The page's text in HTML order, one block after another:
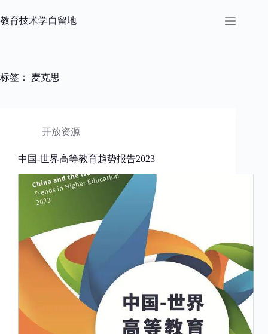
过
教育技术学自留地
标签： 麦克思
开放资源
中国-世界高等教育趋势报告2023